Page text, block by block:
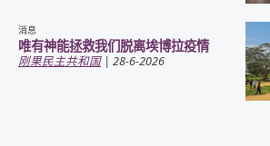
消息
唯有神能拯救我们脱离埃博拉疫情
刚果民主共和国| 28-6-2026